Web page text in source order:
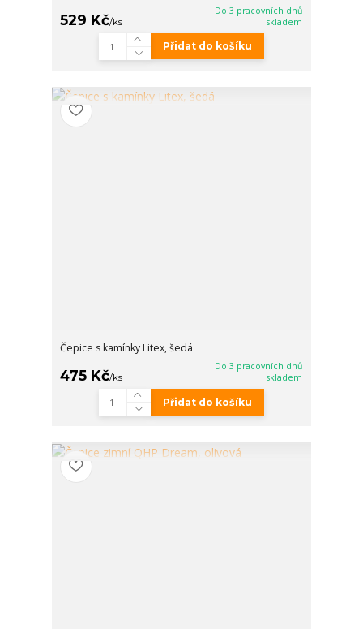
529 Kč/ks
Do 3 pracovních dnů
skladem
Přidat do košíku
Čepice s kamínky Litex, šedá
475 Kč/ks
Do 3 pracovních dnů
skladem
Přidat do košíku